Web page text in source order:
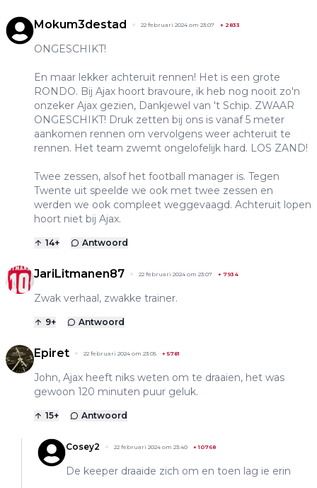
Mokum3destad 22 februari 2024 om 23:07 + 2833
ONGESCHIKT!
En maar lekker achteruit rennen! Het is een grote
RONDO. Bij Ajax hoort bravoure, ik heb nog nooit zo'n
onzeker Ajax gezien, Dankjewel van 't Schip. ZWAAR
ONGESCHIKT! Druk zetten bij ons is vanaf 5 meter
aankomen rennen om vervolgens weer achteruit te
rennen. Het team zwemt ongelofelijk hard. LOS ZAND!
Twee zessen, alsof het football manager is. Tegen
Twente uit speelde we ook met twee zessen en
werden we ook compleet weggevaagd. Achteruit lopen
hoort niet bij Ajax.
14+ Antwoord
JariLitmanen87 22 februari 2024 om 23:07 + 7934
Zwak verhaal, zwakke trainer.
9+ Antwoord
Epiret 22 februari 2024 om 23:05 + 5781
John, Ajax heeft niks weten om te draaien, het was
gewoon 120 minuten puur geluk.
15+ Antwoord
Cosey2 22 februari 2024 om 23:40 +10768
De keeper draaide zich om en toen lag ie erin